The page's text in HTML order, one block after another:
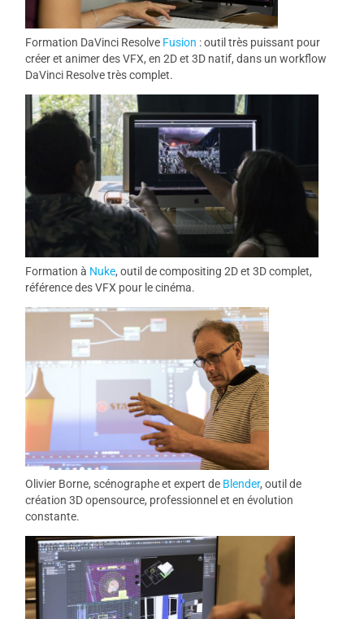
Formation DaVinci Resolve Fusion : outil très puissant pour
créer et animer des VFX, en 2D et 3D natif, dans un workflow
DaVinci Resolve très complet.
Formation à Nuke, outil de compositing 2D et 3D complet,
référence des VFX pour le cinéma.
Olivier Borne, scénographe et expert de Blender, outil de
création 3D opensource, professionnel et en évolution
constante.